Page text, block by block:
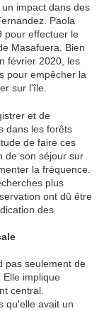
impact dans des
Paola
pour effectuer le
Masafuera. Bien
février 2020, les
pour empêcher la
sur l'île.
et de
dans les forêts
de faire ces
de son séjour sur
la fréquence.
plus
ont dû être
des
pas seulement de
Elle implique
central.
qu'elle avait un